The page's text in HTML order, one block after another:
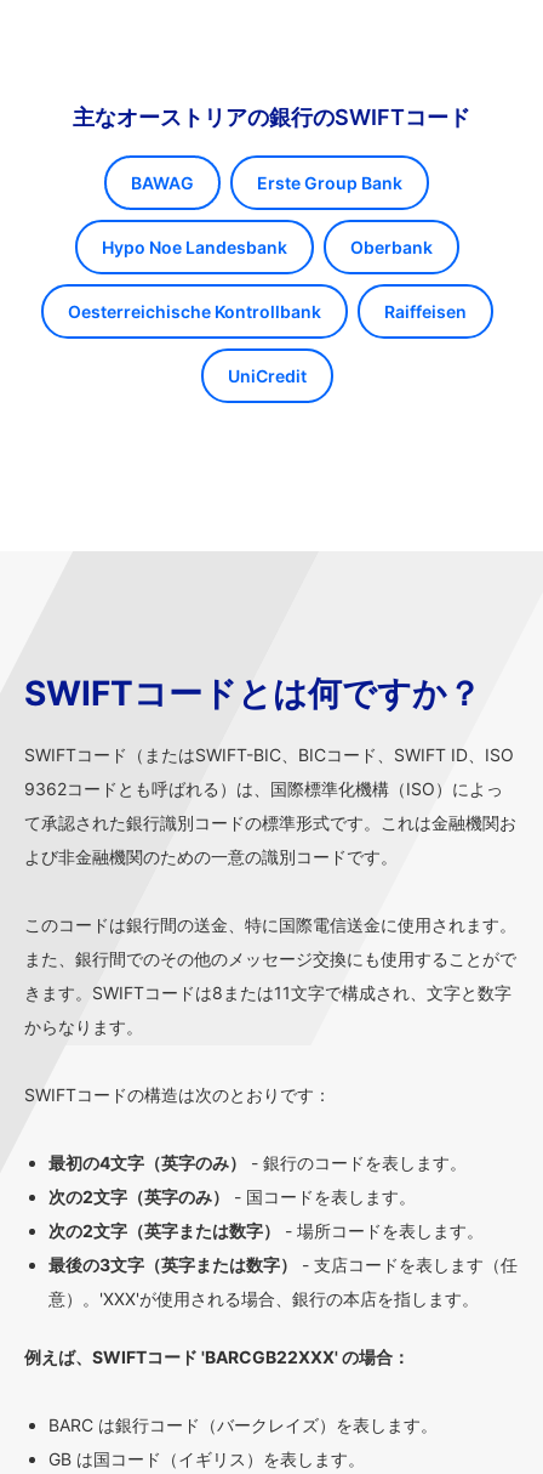
主なオーストリアの銀行のSWIFTコード
BAWAG Erste Group Bank
Hypo Noe Landesbank Oberbank
Oesterreichische Kontrollbank Raiffeisen
UniCredit
SWIFTコードとは何ですか？
SWIFTコード（またはSWIFT-BIC、BICコード、SWIFT ID、ISO
9362コードとも呼ばれる）は、国際標準化機構（ISO）によっ
て承認された銀行識別コードの標準形式です。これは金融機関お
よび非金融機関のための一意の識別コードです。
このコードは銀行間の送金、特に国際電信送金に使用されます。
また、銀行間でのその他のメッセージ交換にも使用することがで
きます。SWIFTコードは8または11文字で構成され、文字と数字
からなります。
SWIFTコードの構造は次のとおりです：
最初の4文字（英字のみ）
- 銀行のコードを表します。
次の2文字（英字のみ）
- 国コードを表します。
次の2文字（英字または数字）
- 場所コードを表します。
最後の3文字（英字または数字）
- 支店コードを表します（任
意）。'XXX'が使用される場合、銀行の本店を指します。
例えば、SWIFTコード 'BARCGB22XXX' の場合：
BARC は銀行コード（バークレイズ）を表します。
GB は国コード（イギリス）を表します。